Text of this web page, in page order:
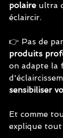
polaire ultra
éclaircir.
👉 Pas de
produits
on adapte la
sensibiliser
Et comme
explique tout